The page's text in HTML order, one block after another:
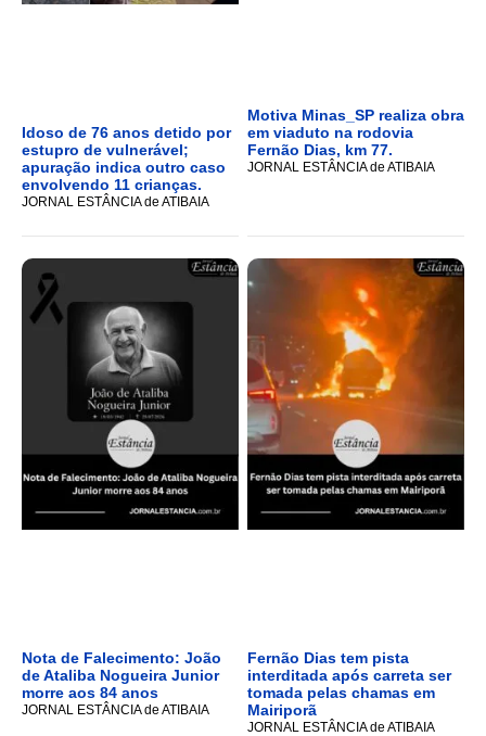
Idoso de 76 anos detido por
estupro de vulnerável;
apuração indica outro caso
envolvendo 11 crianças.
JORNAL ESTÂNCIA de ATIBAIA
Motiva Minas_SP realiza obra
em viaduto na rodovia
Fernão Dias, km 77.
JORNAL ESTÂNCIA de ATIBAIA
Nota de Falecimento: João
de Ataliba Nogueira Junior
morre aos 84 anos
JORNAL ESTÂNCIA de ATIBAIA
Fernão Dias tem pista
interditada após carreta ser
tomada pelas chamas em
Mairiporã
JORNAL ESTÂNCIA de ATIBAIA